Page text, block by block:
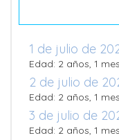
1 de julio de
Edad: 2 años, 1
2 de julio de
Edad: 2 años, 1
3 de julio de
Edad: 2 años, 1